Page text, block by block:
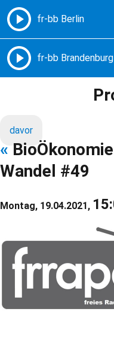
Freie Radios –
davor
« BioÖkonomie
Wandel #49
Montag, 19.04.2021,